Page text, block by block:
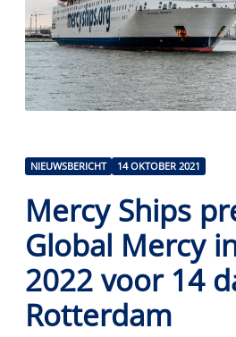
NIEUWSBERICHT 14 OKTOBER 2021
Mercy Ships
Global Mercy
2022 voor 14
Rotterdam